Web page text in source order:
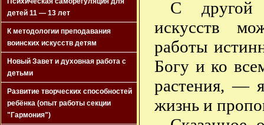
детей 11 — 13 лет
К методологии преподавания
воинских искусств детям
Новый Завет и духовная работа с
детьми
Развитие творческих способностей
ребёнка (опыт работы секции
"Гармония")
С другой
искусств
работы
Богу и ко
растения, —
жизнь и